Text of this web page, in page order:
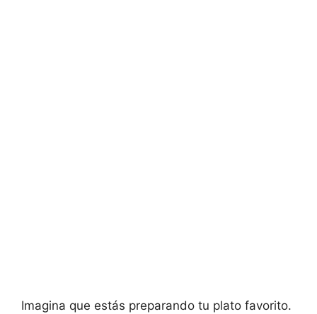
Imagina que estás preparando tu plato favorito.